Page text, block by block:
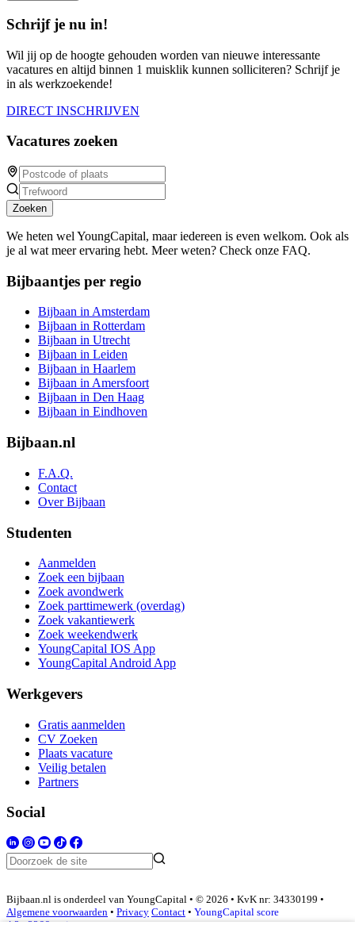
Schrijf je nu in!
Wil jij op de hoogte gehouden worden van nieuwe interessante
vacatures en altijd binnen 1 muisklik kunnen solliciteren? Schrijf je
in als werkzoekende!
DIRECT INSCHRIJVEN
Vacatures zoeken
Zoeken
We heten wel YoungCapital, maar iedereen is even welkom. Ook als
je al wat meer ervaring hebt. Meer weten? Check onze FAQ.
Bijbaantjes per regio
Bijbaan in Amsterdam
Bijbaan in Rotterdam
Bijbaan in Utrecht
Bijbaan in Leiden
Bijbaan in Haarlem
Bijbaan in Amersfoort
Bijbaan in Den Haag
Bijbaan in Eindhoven
Bijbaan.nl
F.A.Q.
Contact
Over Bijbaan
Studenten
Aanmelden
Zoek een bijbaan
Zoek avondwerk
Zoek parttimewerk (overdag)
Zoek vakantiewerk
Zoek weekendwerk
YoungCapital IOS App
YoungCapital Android App
Werkgevers
Gratis aanmelden
CV Zoeken
Plaats vacature
Veilig betalen
Partners
Social
Bijbaan.nl is onderdeel van YoungCapital • © 2026 • KvK nr: 34330199 •
Algemene voorwaarden • Privacy Contact • YoungCapital score